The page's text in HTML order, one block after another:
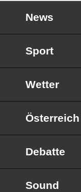
News
Sport
Wetter
Österreich
Debatte
Sound